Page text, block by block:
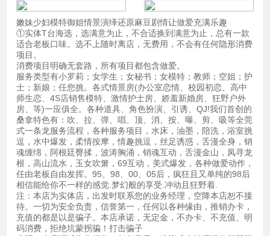
嫩妹少妇模特御姐情景演绎还原麻豆剧情让做爱充满乐趣
①实体T台海选，选满意为止，不合适换到满意为止，总有一款
适合老板口味。选不上随时离店，无费用，不会有任何隐形消费
项目。
消费项目明确无套路，所有项目都包含做爱。
服务类型有小罗莉；女学生；女秘书；女模特；教师；空姐；护
士；新娘；任您挑。各式情景房(办公室恋情、校园初恋、高中
师生恋、4S店销售模特、激情护士房、娇羞新婚房、狂野户外
房、等)一应俱全。各种道具、角色扮演、引诱、QJ!我们首创的
桑拿特色有：吹、拉、弹、唱、顶、消、按、曝、剪、吸等全莞
式一条龙服务流程，各种服务项目，水床，油墨，陪洗，浴室挑
逗，水中爆发，柔情按摩，情趣挑逗，丝足诱惑，舌漫全身，销
魂缠绵，阿根廷臀揉，波涛胸涌，销魂互动，舌漫金山，凤寻龙
根，高山流水，玉女吹箫，69互动，美式爆发，各种做爱动作，
任由老板自由发挥。95、98、00、05后，疯狂且又单纯的98后
相信能给你不一样的感觉.梦幻般的享受.冲动且狂野着.
注：本店为实体店，出发时联系您的业务经理，空降本店恕不接
待。一切为安全负责，信誉第一，任何以各种缘由，推销办卡，
充值的都是以是骗子。本店承诺，无定金，不办卡、不充值、明
码消费，拒绝坑蒙拐骗！打击骗子